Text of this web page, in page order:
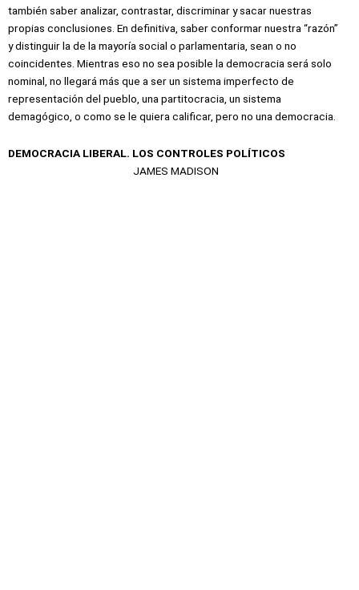
también saber analizar, contrastar, discriminar y sacar nuestras
propias conclusiones. En definitiva, saber conformar nuestra “razón”
y distinguir la de la mayoría social o parlamentaria, sean o no
coincidentes. Mientras eso no sea posible la democracia será solo
nominal, no llegará más que a ser un sistema imperfecto de
representación del pueblo, una partitocracia, un sistema
demagógico, o como se le quiera calificar, pero no una democracia.
DEMOCRACIA LIBERAL. LOS CONTROLES POLÍTICOS
JAMES MADISON